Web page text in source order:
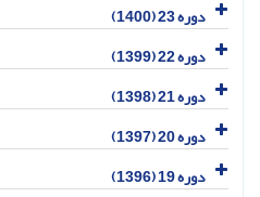
دوره 23 (1400)
دوره 22 (1399)
دوره 21 (1398)
دوره 20 (1397)
دوره 19 (1396)